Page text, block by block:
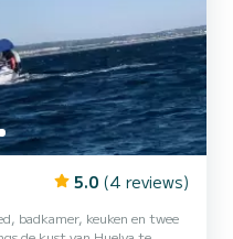
5.0 (4 reviews)
badkamer, keuken en twee